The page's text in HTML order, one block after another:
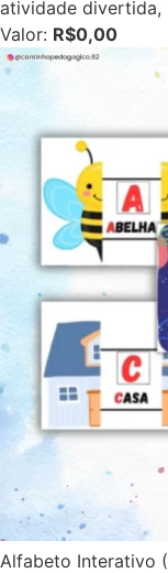
atividade divertida,
Valor: R$0,00
Alfabeto Interativo